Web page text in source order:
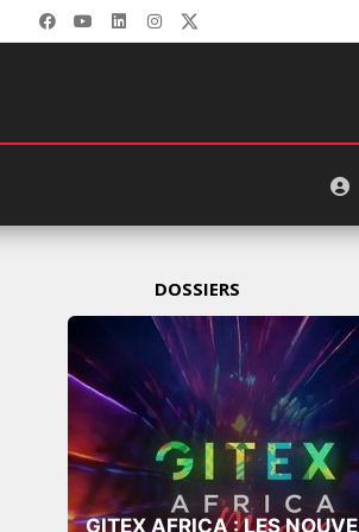
DOSSIERS
GITEX AFRICA : LES NOUVELLES